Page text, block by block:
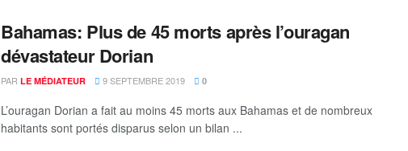
Bahamas: Plus de 45 morts après l’ouragan
dévastateur Dorian
PAR LE MÉDIATEUR 9 SEPTEMBRE 2019 0
L’ouragan Dorian a fait au moins 45 morts aux Bahamas et de nombreux
habitants sont portés disparus selon un bilan ...